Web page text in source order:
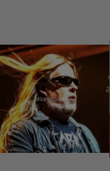
Milan Špalek